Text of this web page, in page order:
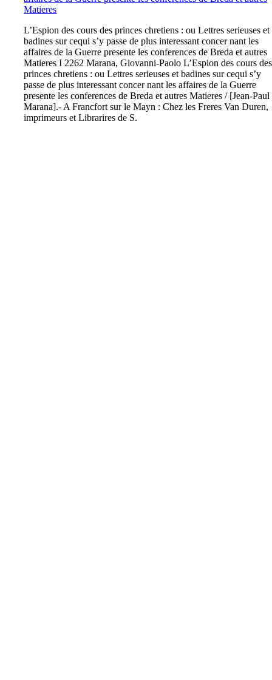
Matieres
L’Espion des cours des princes chretiens : ou Lettres serieuses et
badines sur cequi s’y passe de plus interessant concer nant les
affaires de la Guerre presente les conferences de Breda et autres
Matieres I 2262 Marana, Giovanni-Paolo L’Espion des cours des
princes chretiens : ou Lettres serieuses et badines sur cequi s’y
passe de plus interessant concer nant les affaires de la Guerre
presente les conferences de Breda et autres Matieres / [Jean-Paul
Marana].- A Francfort sur le Mayn : Chez les Freres Van Duren,
imprimeurs et Librarires de S.